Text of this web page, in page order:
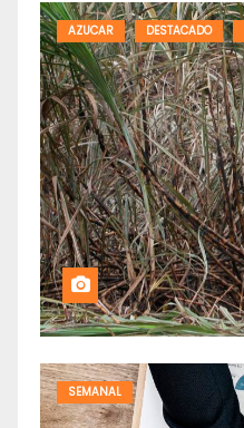
AZUCAR DESTACADO
SEMANAL